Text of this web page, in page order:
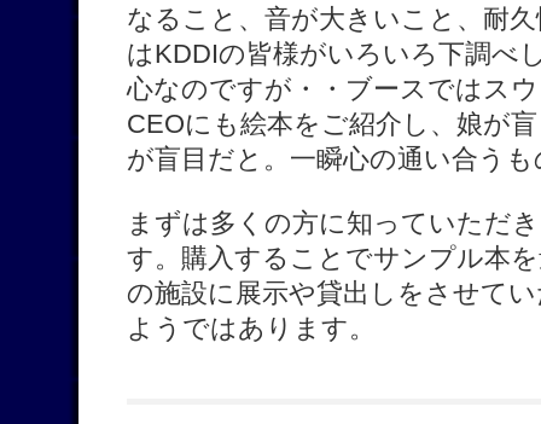
なること、音が大きいこと、耐
はKDDIの皆様がいろいろ下調べ
心なのですが・・ブースではス
CEOにも絵本をご紹介し、娘が
が盲目だと。一瞬心の通い合う
まずは多くの方に知っていただ
す。購入することでサンプル本
の施設に展示や貸出しをさせて
ようではあります。